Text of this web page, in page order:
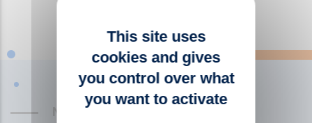
NEWSLETTER
This site uses
cookies and gives
you control over what
you want to activate